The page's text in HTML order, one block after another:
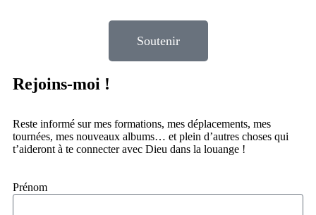
Soutenir
Rejoins-moi !
Reste informé sur mes formations, mes déplacements, mes
tournées, mes nouveaux albums… et plein d’autres choses qui
t’aideront à te connecter avec Dieu dans la louange !
Prénom